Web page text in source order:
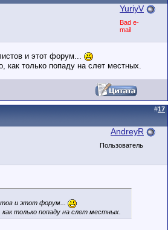
YuriyV
Bad e-
mail
и этот форум...
как только попаду на слет местных.
#17
AndreyR
Пользователь
и этот форум...
только попаду на слет местных.